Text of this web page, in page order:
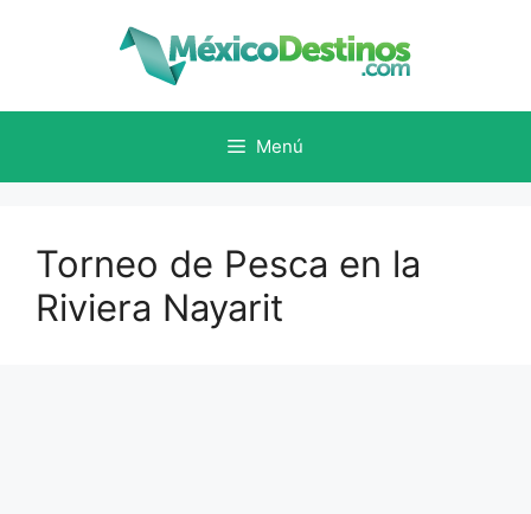
Menú
Torneo de Pesca en la
Riviera Nayarit